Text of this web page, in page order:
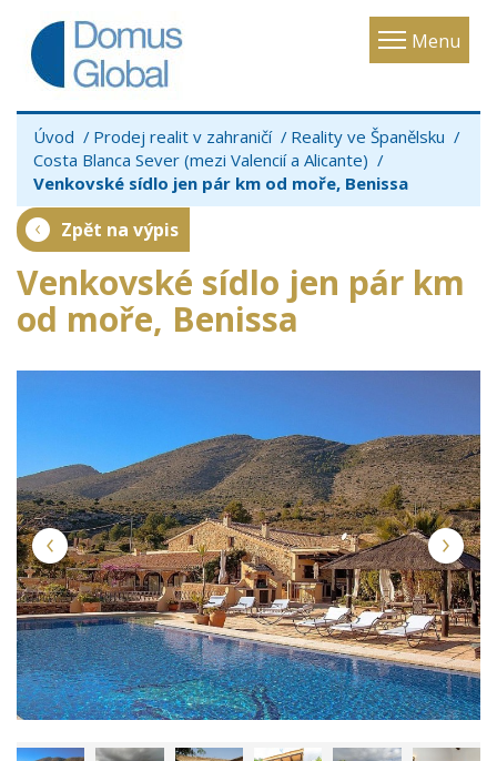
Menu
Toggle
Úvod Prodej realit v zahraničí
Reality ve Španělsku
Costa Blanca Sever (mezi Valencií a Alicante)
Venkovské sídlo jen pár km od moře, Benissa
Zpět na výpis
Venkovské sídlo jen pár km
od moře, Benissa